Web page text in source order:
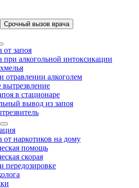
Срочный вызов врача
от запоя
при алкогольной интоксикации
алкоголем
вытрезвление
в стационаре
вывод из запоя
от наркотиков на дому
помощь
скорая